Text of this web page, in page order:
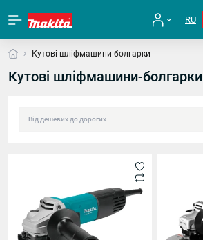
RU
Кутові шліфмашини-болгарки
Кутові шліфмашини-болгарки